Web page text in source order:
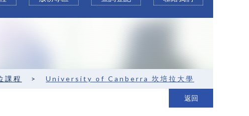
課程 > University of Canberra 坎培拉大學
返回